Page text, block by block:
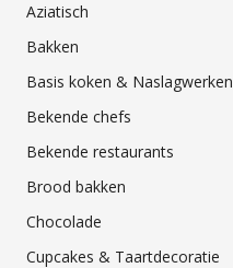
Aziatisch
Bakken
Basis koken & Naslagwerken
Bekende chefs
Bekende restaurants
Brood bakken
Chocolade
Cupcakes & Taartdecoratie